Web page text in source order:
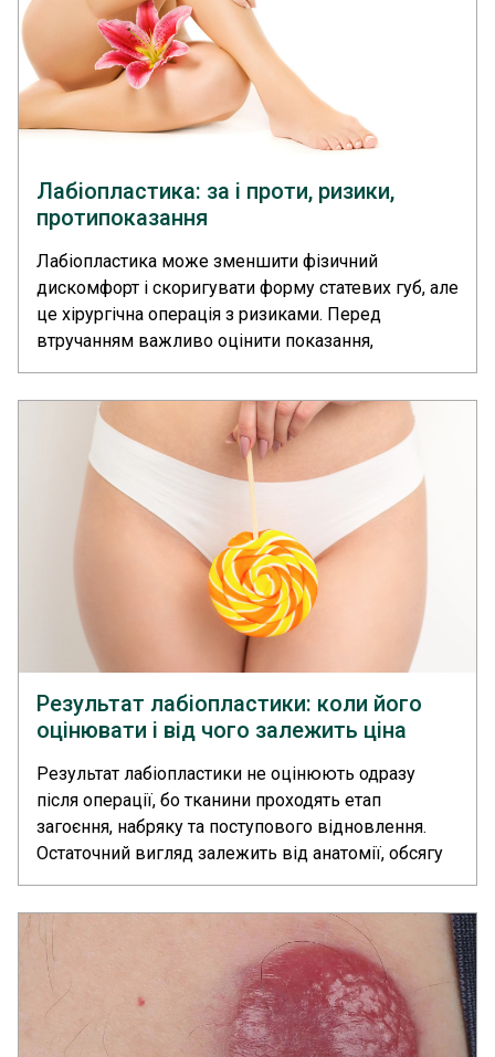
Лабіопластика: за і проти, ризики,
протипоказання
Лабіопластика може зменшити фізичний
дискомфорт і скоригувати форму статевих губ, але
це хірургічна операція з ризиками. Перед
втручанням важливо оцінити показання,
протипоказання, можливі ускладнення й
медичному центрі «Європейський Радіологічний
Центр» корекцію статевих губ проводить
пластичний хірург.... >>
Результат лабіопластики: коли його
оцінювати і від чого залежить ціна
Результат лабіопластики не оцінюють одразу
після операції, бо тканини проходять етап
загоєння, набряку та поступового відновлення.
Остаточний вигляд залежить від анатомії, обсягу
корекції, техніки, догляду й індивідуальних
«Європейський Радіологічний Центр» корекцію
статевих губ проводить пластичний хірург. Ціну
визначають після консультації та огляду.... >>